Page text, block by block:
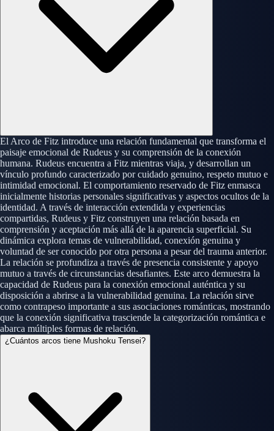
El Arco de Fitz introduce una relación fundamental que transforma el
paisaje emocional de Rudeus y su comprensión de la conexión
humana. Rudeus encuentra a Fitz mientras viaja, y desarrollan un
vínculo profundo caracterizado por cuidado genuino, respeto mutuo e
intimidad emocional. El comportamiento reservado de Fitz enmasca
inicialmente historias personales significativas y aspectos ocultos de la
identidad. A través de interacción extendida y experiencias
compartidas, Rudeus y Fitz construyen una relación basada en
comprensión y aceptación más allá de la aparencia superficial. Su
dinámica explora temas de vulnerabilidad, conexión genuina y
voluntad de ser conocido por otra persona a pesar del trauma anterior.
La relación se profundiza a través de presencia consistente y apoyo
mutuo a través de circunstancias desafiantes. Este arco demuestra la
capacidad de Rudeus para la conexión emocional auténtica y su
disposición a abrirse a la vulnerabilidad genuina. La relación sirve
como contrapeso importante a sus asociaciones románticas, mostrando
que la conexión significativa trasciende la categorización romántica e
abarca múltiples formas de relación.
¿Cuántos arcos tiene Mushoku Tensei?